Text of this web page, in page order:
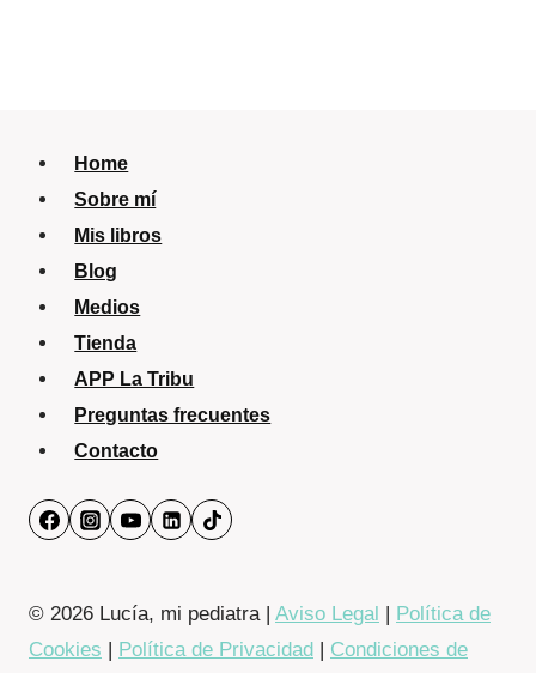
Home
Sobre mí
Mis libros
Blog
Medios
Tienda
APP La Tribu
Preguntas frecuentes
Contacto
© 2026 Lucía, mi pediatra | Aviso Legal
Política de
Cookies
Política de Privacidad Condiciones de